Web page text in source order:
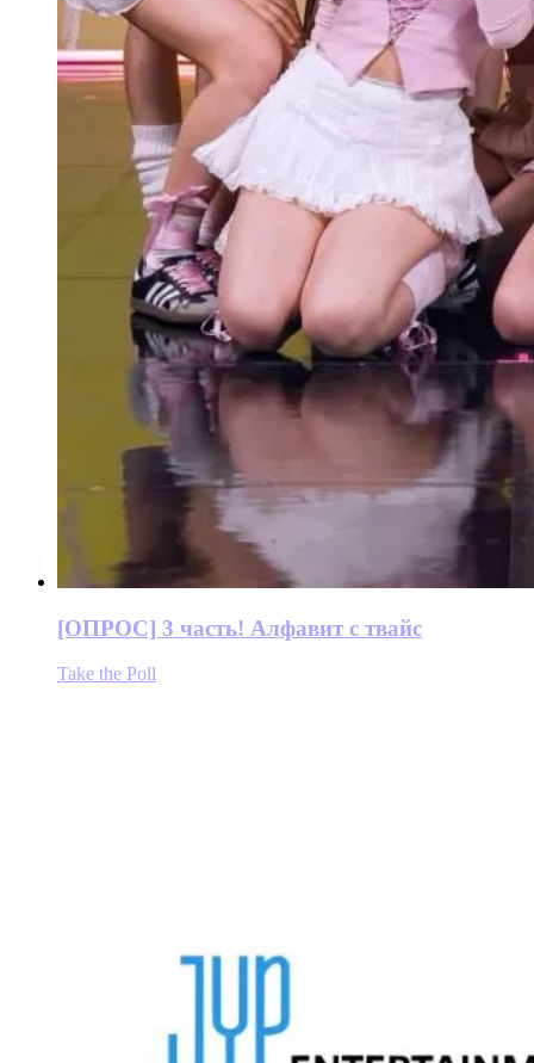
[ОПРОС] 3 часть! Алфавит с твайс
Take the Poll